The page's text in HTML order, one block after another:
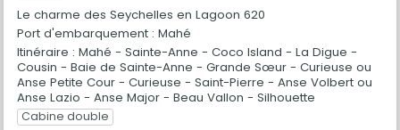
11 jours
Le charme des Seychelles en Lagoon 620
Port d'embarquement : Mahé
Itinéraire : Mahé - Sainte-Anne - Coco Island - La Digue -
Cousin - Baie de Sainte-Anne - Grande Sœur - Curieuse ou
Anse Petite Cour - Curieuse - Saint-Pierre - Anse Volbert ou
Anse Lazio - Anse Major - Beau Vallon - Silhouette